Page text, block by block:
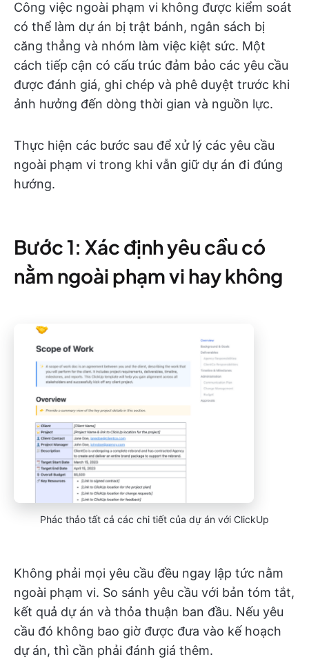
Công việc ngoài phạm vi không được kiểm soát
có thể làm dự án bị trật bánh, ngân sách bị
căng thẳng và nhóm làm việc kiệt sức. Một
cách tiếp cận có cấu trúc đảm bảo các yêu cầu
được đánh giá, ghi chép và phê duyệt trước khi
ảnh hưởng đến dòng thời gian và nguồn lực.
Thực hiện các bước sau để xử lý các yêu cầu
ngoài phạm vi trong khi vẫn giữ dự án đi đúng
hướng.
Bước 1: Xác định yêu cầu có
nằm ngoài phạm vi hay không
Phác thảo tất cả các chi tiết của dự án với ClickUp
Không phải mọi yêu cầu đều ngay lập tức nằm
ngoài phạm vi. So sánh yêu cầu với bản tóm tắt,
kết quả dự án và thỏa thuận ban đầu. Nếu yêu
cầu đó không bao giờ được đưa vào kế hoạch
dự án, thì cần phải đánh giá thêm.